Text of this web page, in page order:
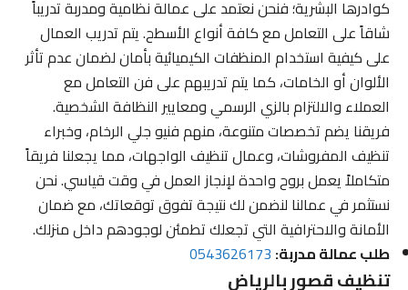
كوادرها البشرية؛ فنحن نعتمد على عمالة نظامية ومدربة تدريباً
شاقاً على التعامل مع كافة أنواع الأسطح. يتم تدريب العمال
على كيفية استخدام المنظفات الكيميائية بأمان لضمان عدم تأثر
الألوان أو الخامات، كما يتم تدريبهم على فن التعامل مع
العملاء والالتزام بالزي الرسمي ومعايير النظافة الشخصية.
فريقنا يضم تخصصات متنوعة، منهم فنيو جلي الرخام، وخبراء
تنظيف المفروشات، وعمال تنظيف الواجهات، مما يجعلنا فريقاً
متكاملاً يعمل بروح واحدة لإنجاز العمل في وقت قياسي. نحن
نستثمر في عمالنا لنضمن لك نتيجة تفوق توقعاتك، مع ضمان
الأمانة والاحترافية التي تجعلك تطمئن لوجودهم داخل منزلك.
طلب عمالة مدربة:0543626173
تنظيف قصور بالرياض